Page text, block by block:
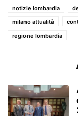
notizie lombardia
milano attualità
regione lombardia